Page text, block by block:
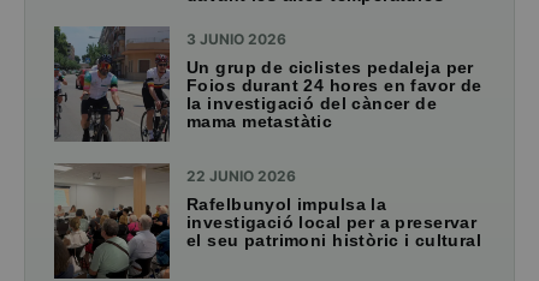
3 JUNIO 2026
Un grup de ciclistes pedaleja per
Foios durant 24 hores en favor de
la investigació del càncer de
mama metastàtic
22 JUNIO 2026
Rafelbunyol impulsa la
investigació local per a preservar
el seu patrimoni històric i cultural